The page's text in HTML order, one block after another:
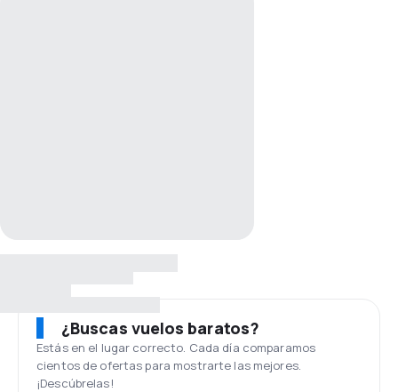
¿Buscas vuelos baratos?
Estás en el lugar correcto. Cada día comparamos
cientos de ofertas para mostrarte las mejores.
¡Descúbrelas!